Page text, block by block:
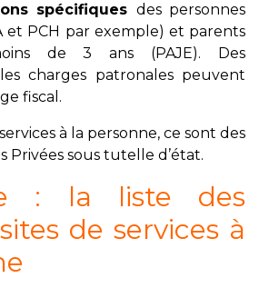
spécifiques des personnes
et PCH par exemple) et parents
de 3 ans (PAJE). Des
charges patronales peuvent
fiscal.
à la personne, ce sont des
Privées sous tutelle d’état.
: la liste des
de services à